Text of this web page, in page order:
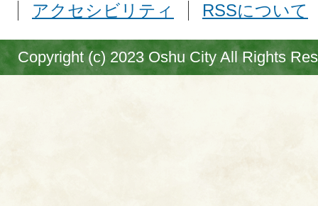
アクセシビリティ
RSSについて
Copyright (c) 2023 Oshu City All Rights